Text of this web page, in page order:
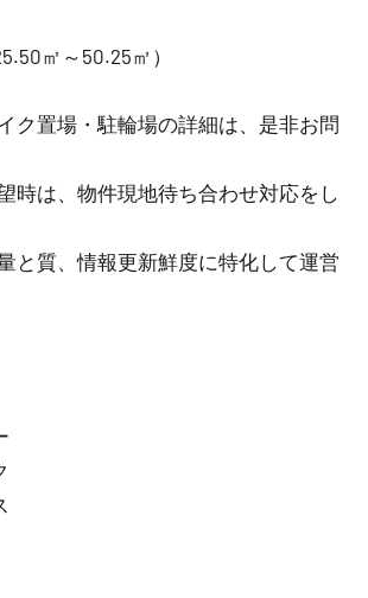
㎡～50.25㎡）
ク置場・駐輪場の詳細は、是非お問
時は、物件現地待ち合わせ対応をし
と質、情報更新鮮度に特化して運営